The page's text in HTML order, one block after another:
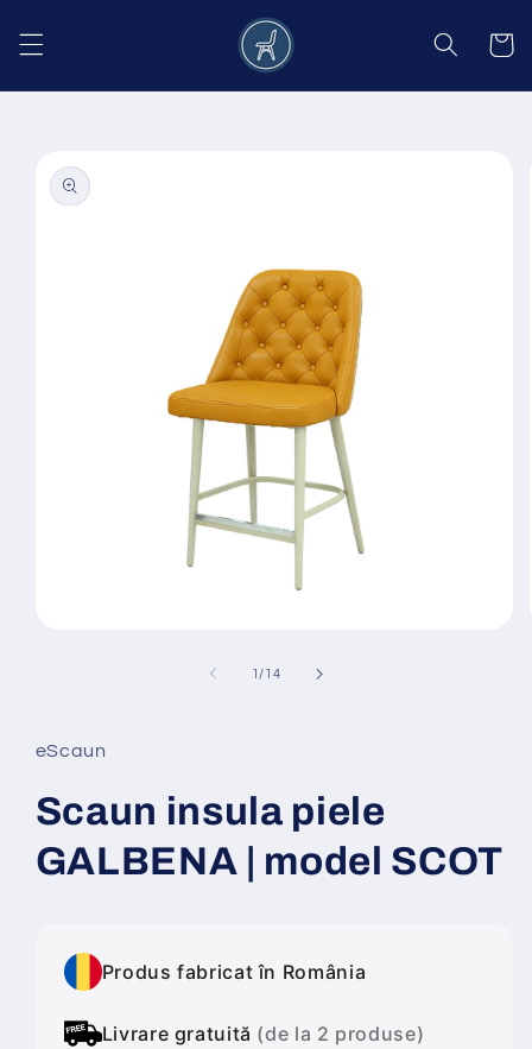
conținut
Coș
informațiile
despre
produs
fereastră
modală
1 /din
14
eScaun
Scaun insula piele
GALBENA | model SCOT
Produs fabricat în România
Livrare gratuită (de la 2 produse)